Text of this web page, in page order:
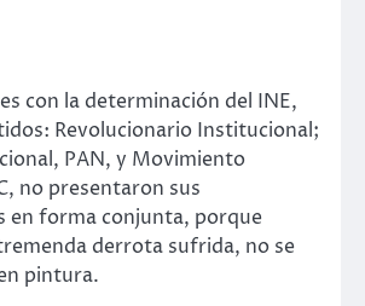
con la determinación del INE,
Revolucionario Institucional;
PAN, y Movimiento
no presentaron sus
en forma conjunta, porque
derrota sufrida, no se
pintura.